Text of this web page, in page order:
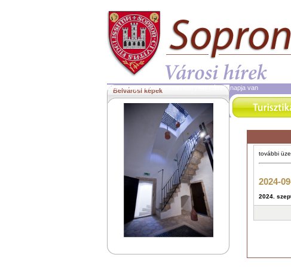
2026. augusztus 8.szombat | ma László napja van
Belvárosi képek